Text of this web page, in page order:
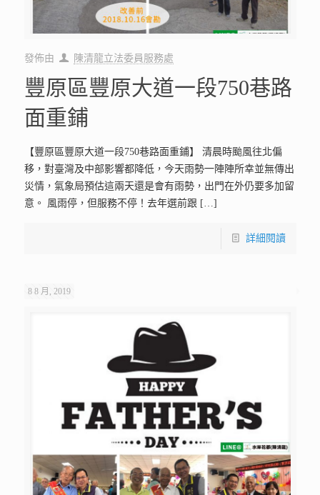
發佈由 陳清龍立法委員服務處
豐原區豐原大道一段750巷路
面重鋪
【豐原區豐原大道一段750巷路面重鋪】 清晨時颱風往北偏
移，對臺灣及中部影響都降低，今天雨勢一陣陣所幸並無傳出
災情，氣象局預估這兩天還是會有雨勢，出門在外仍要多加留
意。 風雨停，但服務不停！去年選前跟[…]
詳細閱讀
8 8 月, 2019